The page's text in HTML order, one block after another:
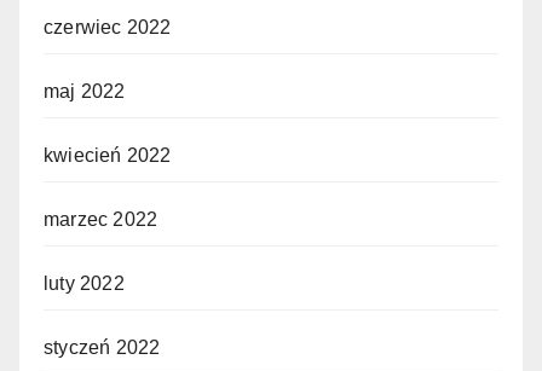
czerwiec 2022
maj 2022
kwiecień 2022
marzec 2022
luty 2022
styczeń 2022